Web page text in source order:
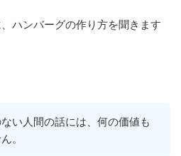
ハンバーグの作り方を聞きます
い人間の話には、何の価値も
。